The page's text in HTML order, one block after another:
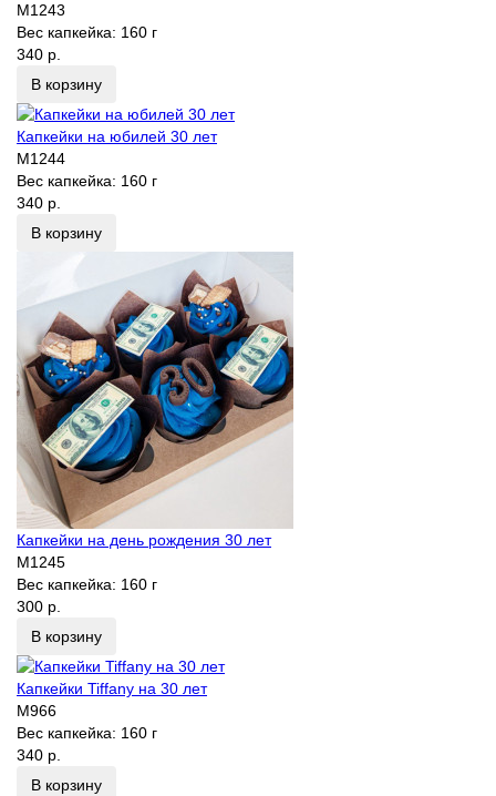
M1243
Вес капкейка: 160 г
340 р.
В корзину
Капкейки на юбилей 30 лет
M1244
Вес капкейка: 160 г
340 р.
В корзину
Капкейки на день рождения 30 лет
M1245
Вес капкейка: 160 г
300 р.
В корзину
Капкейки Tiffany на 30 лет
M966
Вес капкейка: 160 г
340 р.
В корзину